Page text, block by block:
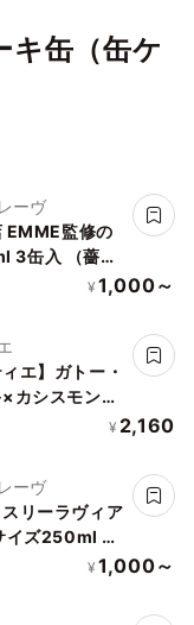
キ缶（缶ケ
ーヴ
EMME監修の
3缶入 （薔薇
、オペラ缶、
¥ 1,000～
エ】ガトー・
カシスモンブ
¥ 2,160
ーヴ
スリーラヴィア
イズ250ml 3
、チョコレー
¥ 1,000～